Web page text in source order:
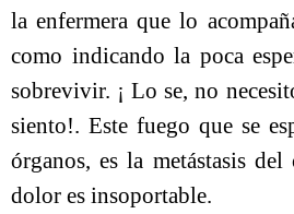
la enfermera que lo
como indicando la poca
sobrevivir. ¡ Lo se, no
siento!. Este fuego que se
órganos, es la metástasis del
dolor es insoportable.